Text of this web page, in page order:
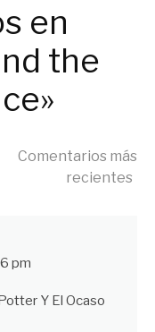
en
the
Comentarios más
recientes
pm
Y El Ocaso